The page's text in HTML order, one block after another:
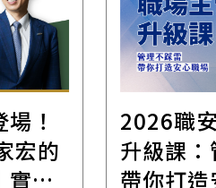
！
實體
2026職
升級課：
帶你打